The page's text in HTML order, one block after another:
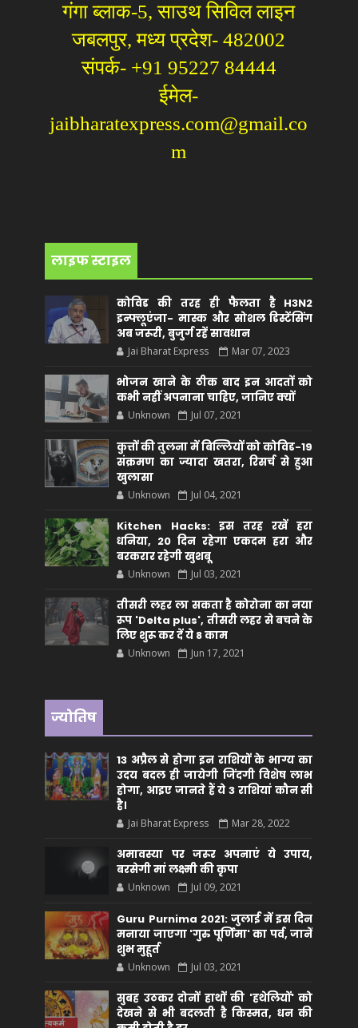
गंगा ब्लाक-5, साउथ सिविल लाइन
जबलपुर, मध्य प्रदेश- 482002
संपर्क- +91 95227 84444
ईमेल-
jaibharatexpress.com@gmail.co
m
लाइफ स्टाइल
कोविड की तरह ही फैलता है H3N2
इन्फ्लूएंजा- मास्क और सोशल डिस्टेंसिंग
अब जरूरी, बुजुर्ग रहें सावधान
Jai Bharat Express Mar 07, 2023
भोजन खाने के ठीक बाद इन आदतों को
कभी नहीं अपनाना चाहिए, जानिए क्यों
Unknown Jul 07, 2021
कुत्तों की तुलना में बिल्लियों को कोविड-19
संक्रमण का ज्यादा खतरा, रिसर्च से हुआ
खुलासा
Unknown Jul 04, 2021
Kitchen Hacks: इस तरह रखें हरा
धनिया, 20 दिन रहेगा एकदम हरा और
बरकरार रहेगी खुशबू
Unknown Jul 03, 2021
तीसरी लहर ला सकता है कोरोना का नया
रूप 'Delta plus', तीसरी लहर से बचने के
लिए शुरू कर दें ये 8 काम
Unknown Jun 17, 2021
ज्योतिष
13 अप्रैल से होगा इन राशियों के भाग्य का
उदय बदल ही जायेगी जिंदगी विशेष लाभ
होगा, आइए जानते हैं ये 3 राशियां कौन सीं
है।
Jai Bharat Express Mar 28, 2022
अमावस्या पर जरूर अपनाएं ये उपाय,
बरसेगी मां लक्ष्मी की कृपा
Unknown Jul 09, 2021
Guru Purnima 2021: जुलाई में इस दिन
मनाया जाएगा 'गुरु पूर्णिमा' का पर्व, जानें
शुभ मुहूर्त
Unknown Jul 03, 2021
सुबह उठकर दोनों हाथों की 'हथेलियों' को
देखने से भी बदलती है किस्मत, धन की